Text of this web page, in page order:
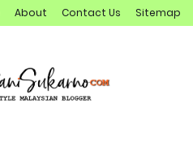
About Contact Us Sitemap